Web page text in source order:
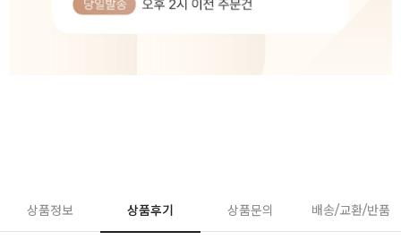
상품정보 상품후기 상품문의 배송/교환/반품